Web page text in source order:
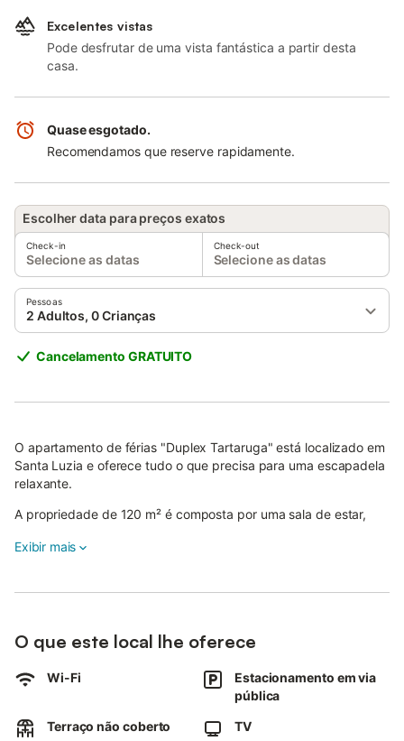
Excelentes vistas
Pode desfrutar de uma vista fantástica a partir desta
casa.
Quase esgotado.
Recomendamos que reserve rapidamente.
Escolher data para preços exatos
Check-in
Selecione as datas
Check-out
Selecione as datas
Pessoas
2 Adultos, 0 Crianças
Cancelamento GRATUITO
O apartamento de férias "Duplex Tartaruga" está localizado em
Santa Luzia e oferece tudo o que precisa para uma escapadela
relaxante.
A propriedade de 120 m² é composta por uma sala de estar,
acomodando até 6 pessoas.
Um berço e uma cadeira alta também podem ser fornecidos
O apartamento dispõe ainda de um terraço privado, ideal para
momentos de lazer.
Exibir mais
O que este local lhe oferece
Wi-Fi
Estacionamento em via
pública
Terraço não coberto
TV